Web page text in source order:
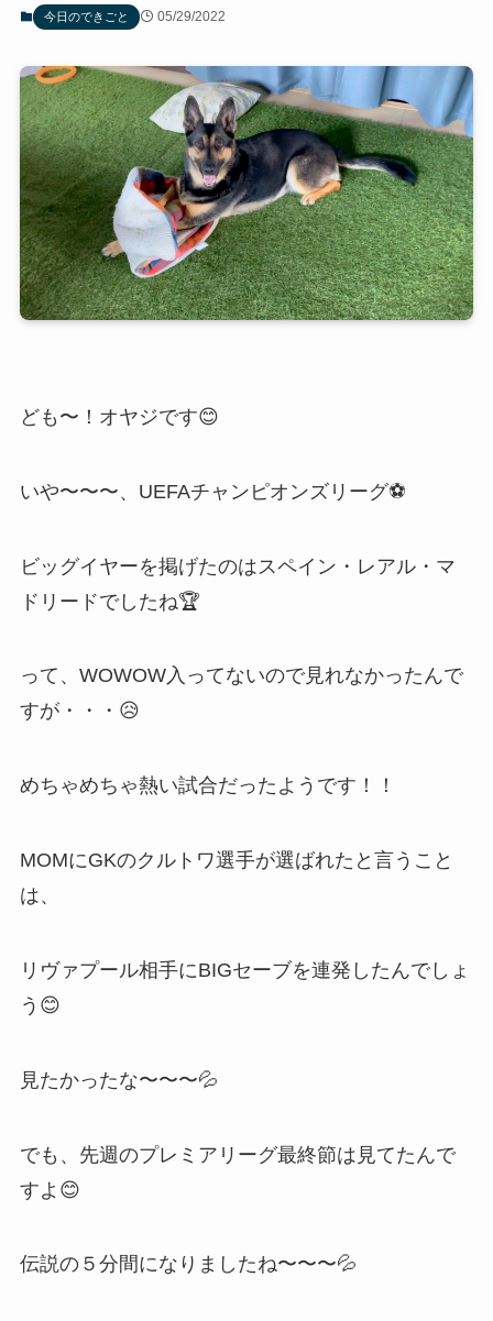
今日のできごと 05/29/2022
ども〜！オヤジです😊
いや〜〜〜、UEFAチャンピオンズリーグ⚽
ビッグイヤーを掲げたのはスペイン・レアル・マ
ドリードでしたね🏆
って、WOWOW入ってないので見れなかったんで
すが・・・😥
めちゃめちゃ熱い試合だったようです！！
MOMにGKのクルトワ選手が選ばれたと言うこと
は、
リヴァプール相手にBIGセーブを連発したんでしょ
う😊
見たかったな〜〜〜💦
でも、先週のプレミアリーグ最終節は見てたんで
すよ😊
伝説の５分間になりましたね〜〜〜💦